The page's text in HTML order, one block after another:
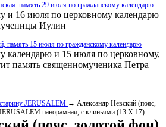
память 29 июля по гражданскому календарю
и 16 июля по церковному календарю
Иулии
память 15 июля по гражданскому календарю
календарю и 15 июля по церковному,
память священномученика Петра
JERUSALEM → Александр Невский (пояс,
панорамная, с клиньями (13 Х 17)